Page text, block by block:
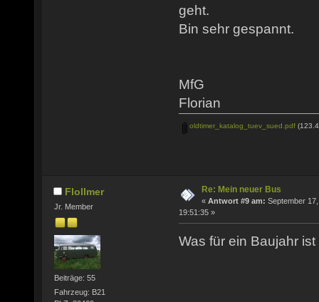
geht.
Bin sehr gespannt.
MfG
Florian
oldtimer_katalog_tuev_sued.pdf
Flollmer
Jr. Member
Beiträge: 55
Fahrzeug: B21
Re: Mein neuer Bus
« Antwort #9 am: September
19:51:35 »
Was für ein Baujahr